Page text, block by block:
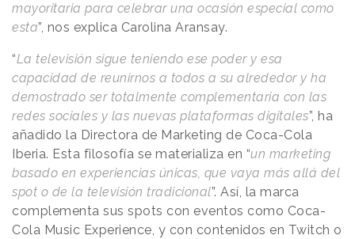
mayoritaria para celebrar una ocasión especial como
esta”, nos explica Carolina Aransay.
“La televisión sigue teniendo ese poder y esa
capacidad de reunirnos a todos a su alrededor y ha
demostrado ser totalmente complementaria con las
redes sociales y las nuevas plataformas digitales”, ha
añadido la Directora de Marketing de Coca-Cola
Iberia. Esta filosofía se materializa en “un marketing
basado en experiencias únicas, que vaya más allá del
spot o de la televisión tradicional”. Así, la marca
complementa sus spots con eventos como Coca-
Cola Music Experience, y con contenidos en Twitch o